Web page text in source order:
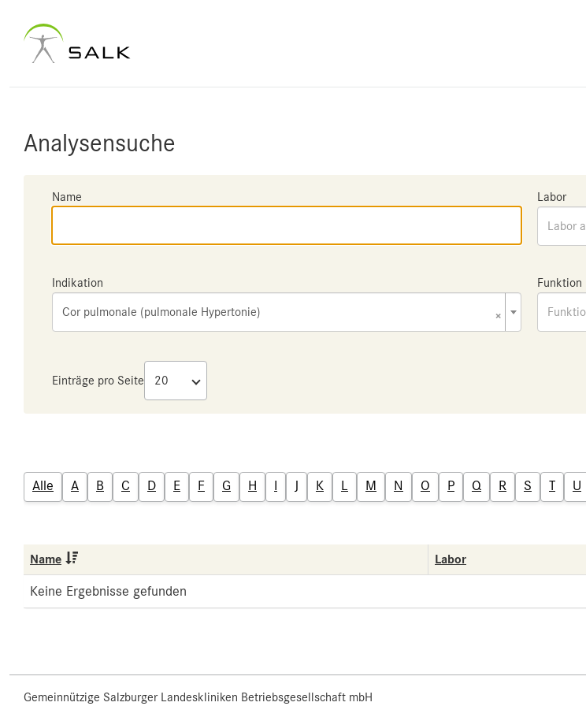
Analysensuche
Name Labor
Labor
Indikation
×
Cor pulmonale (pulmonale Hypertonie)
Funktion
Einträge pro Seite
Alle A B C D E F G H I J K L M N O P Q R S T U
Name Labor
Keine Ergebnisse gefunden
Gemeinnützige Salzburger Landeskliniken Betriebsgesellschaft mbH